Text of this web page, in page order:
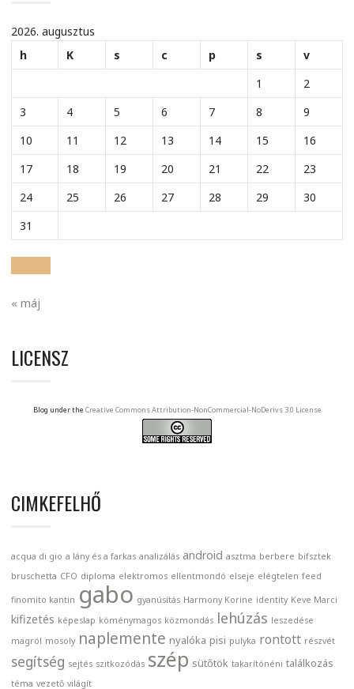
2026. augusztus
h
K s c p s
v
1
2
3
4 5 6 7 8
9
10
11 12 13 14 15
16
17
18 19 20 21 22
23
24
25 26 27 28 29
30
31
« máj
LICENSZ
Blog under the Creative Commons Attribution-NonCommercial-NoDerivs 3.0 License
CIMKEFELHŐ
acqua di gio a lány és a farkas analizálás android asztma berbere bifsztek
bruschetta CFO diploma elektromos ellentmondó elseje elégtelen feed
finomito kantin gabo gyanúsítás Harmony Korine identity Keve Marci
kifizetés képeslap köménymagos közmondás lehúzás leszedése
magról mosoly naplemente nyalóka pisi pulyka rontott részvét
segítség sejtés szitkozódás szép sütőtök takarítónéni találkozás
téma vezető világít